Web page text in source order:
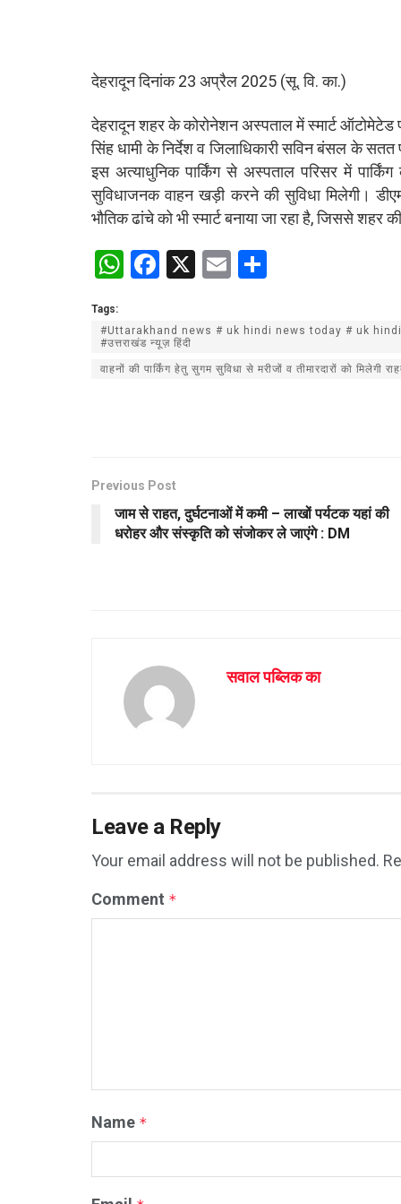
देहरादून दिनांक 23 अप्रैल 2025 (सू. वि. का.)
देहरादून शहर के कोरोनेशन अस्पताल में स्मार्ट ऑटोमेटेड
सिंह धामी के निर्देश व जिलाधिकारी सविन बंसल के
इस अत्याधुनिक पार्किंग से अस्पताल परिसर में
सुविधाजनक वाहन खड़ी करने की सुविधा मिलेगी।
भौतिक ढांचे को भी स्मार्ट बनाया जा रहा है, जिससे
W
at
s
A
F
ce
b
o
X
E
ail ar
Tags:
#Uttarakhand news # uk hindi news today # uk
#उत्तराखंड न्यूज़ हिंदी
वाहनों की पार्किंग हेतु सुगम सुविधा से मरीजों व तीमारदारों को मिलेगी
Previous Post
जाम से राहत, दुर्घटनाओं में कमी – लाखों पर्यटक यहां की
धरोहर और संस्कृति को संजोकर ले जाएंगे : DM
सवाल पब्लिक का
Leave a Reply
Your email address will not be published.
Comment *
Name *